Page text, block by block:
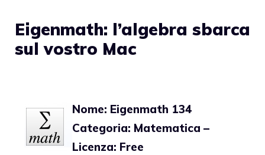
Eigenmath: l’algebra sbarca
sul vostro Mac
Nome: Eigenmath 134
Categoria: Matematica –
Licenza: Free